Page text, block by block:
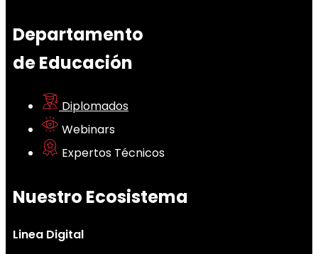
Departamento
de Educación
Diplomados
Webinars
Expertos Técnicos
Nuestro Ecosistema
Linea Digital